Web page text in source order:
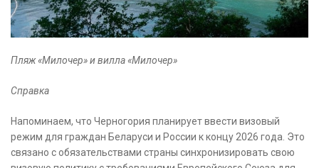
Пляж «Милочер» и вилла «Милочер»
Справка
Напоминаем, что Черногория планирует ввести визовый
режим для граждан Беларуси и России к концу 2026 года. Это
связано с обязательствами страны синхронизировать свою